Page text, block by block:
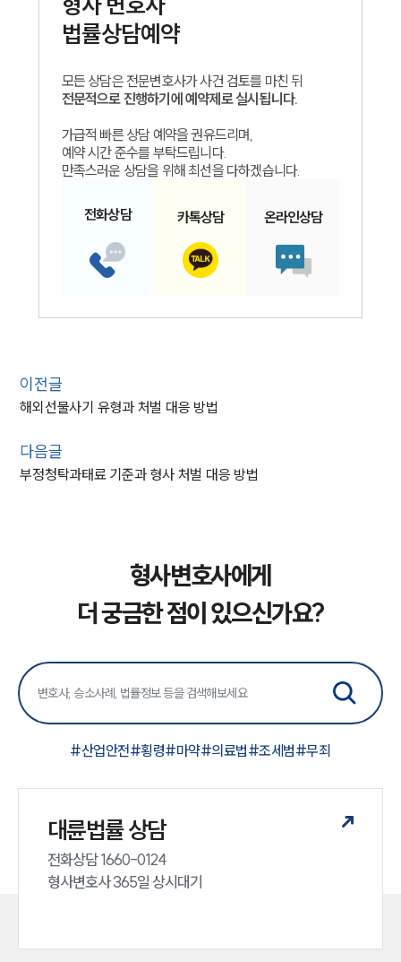
법률상담예약
모든 상담은 전문변호사가 사건 검토를 마친 뒤
전문적으로 진행하기에 예약제로 실시됩니다.
가급적 빠른 상담 예약을 권유드리며,
예약 시간 준수를 부탁드립니다.
만족스러운 상담을 위해 최선을 다하겠습니다.
전화상담 카톡상담 온라인상담
이전글
해외선물사기 유형과 처벌 대응 방법
다음글
부정청탁과태료 기준과 형사 처벌 대응 방법
형사변호사에게
더 궁금한 점이 있으신가요?
#산업안전#횡령#마약#의료법#조세범#무죄
대륜법률 상담
전화상담 1660-0124
형사변호사 365일 상시대기